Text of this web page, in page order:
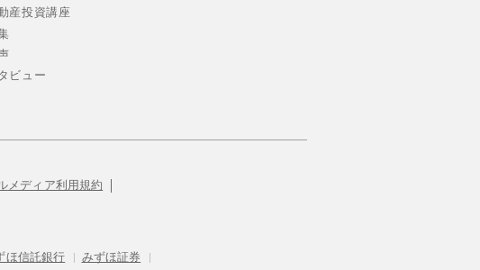
産投資講座
ビュー
メディア利用規約
ほ信託銀行 | みずほ証券 |